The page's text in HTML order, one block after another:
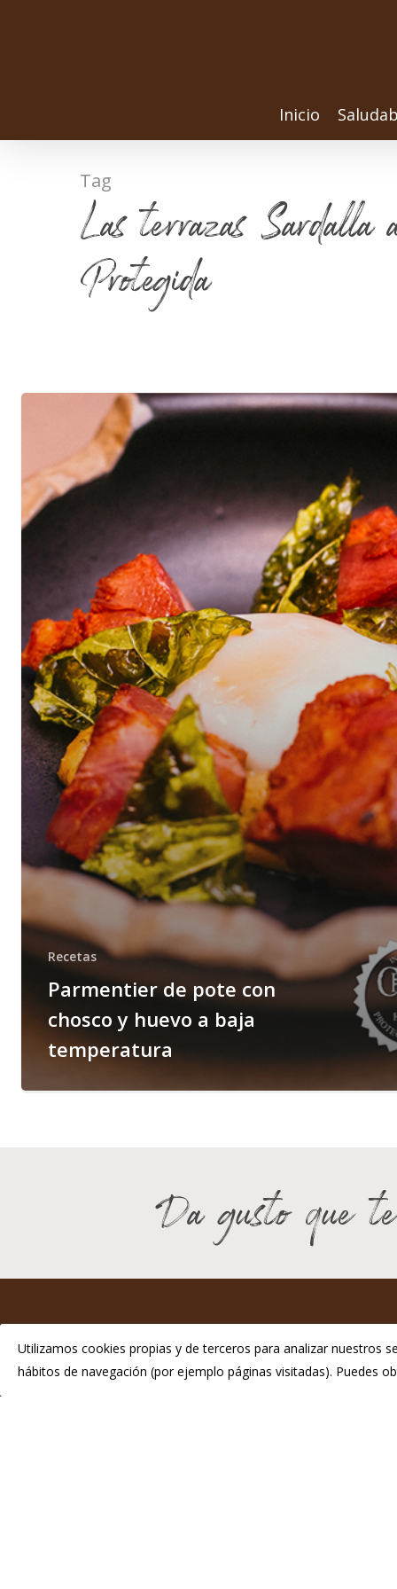
Inicio
Tag
Las terrazas Sardalla
Protegida
Recetas
Parmentier de pote con
chosco y huevo a baja
temperatura
Da gusto que
Utilizamos cookies propias y de terceros para analizar nuestros
hábitos de navegación (por ejemplo páginas visitadas). Puedes